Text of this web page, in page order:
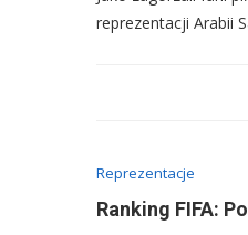
reprezentacji Arabii
Reprezentacje
Ranking FIFA: